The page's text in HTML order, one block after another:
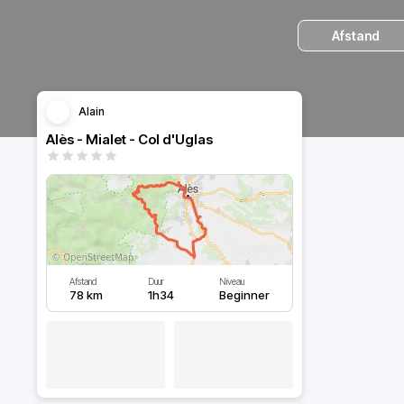
Afstand
Alain
Alès - Mialet - Col d'Uglas
Afstand
78 km
Duur
1h34
Niveau
Beginner